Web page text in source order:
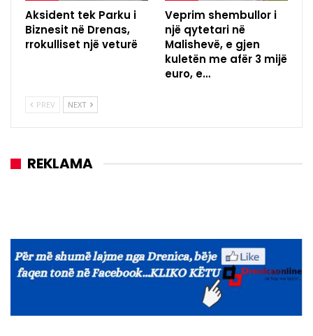
Aksident tek Parku i
Biznesit në Drenas,
rrokulliset një veturë
Veprim shembullor i
një qytetari në
Malishevë, e gjen
kuletën me afër 3 mijë
euro, e…
PREV NEXT
REKLAMA